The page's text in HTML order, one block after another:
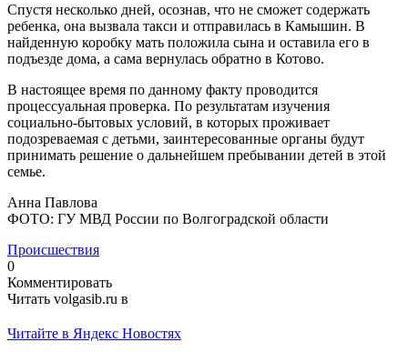
Спустя несколько дней, осознав, что не сможет содержать
ребенка, она вызвала такси и отправилась в Камышин. В
найденную коробку мать положила сына и оставила его в
подъезде дома, а сама вернулась обратно в Котово.
В настоящее время по данному факту проводится
процессуальная проверка. По результатам изучения
социально-бытовых условий, в которых проживает
подозреваемая с детьми, заинтересованные органы будут
принимать решение о дальнейшем пребывании детей в этой
семье.
Анна Павлова
ФОТО: ГУ МВД России по Волгоградской области
Происшествия
0
Комментировать
Читать volgasib.ru в
Читайте в Яндекс Новостях